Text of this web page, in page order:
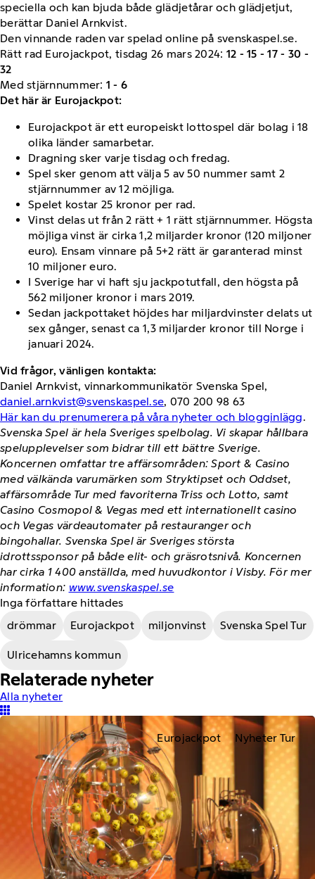
speciella och kan bjuda både glädjetårar och glädjetjut,
berättar Daniel Arnkvist.
Den vinnande raden var spelad online på svenskaspel.se.
Rätt rad Eurojackpot, tisdag 26 mars 2024: 12 - 15 - 17 - 30 -
32
Med stjärnnummer: 1 - 6
Det här är Eurojackpot:
Eurojackpot är ett europeiskt lottospel där bolag i 18
olika länder samarbetar.
Dragning sker varje tisdag och fredag.
Spel sker genom att välja 5 av 50 nummer samt 2
stjärnnummer av 12 möjliga.
Spelet kostar 25 kronor per rad.
Vinst delas ut från 2 rätt + 1 rätt stjärnnummer. Högsta
möjliga vinst är cirka 1,2 miljarder kronor (120 miljoner
euro). Ensam vinnare på 5+2 rätt är garanterad minst
10 miljoner euro.
I Sverige har vi haft sju jackpotutfall, den högsta på
562 miljoner kronor i mars 2019.
Sedan jackpottaket höjdes har miljardvinster delats ut
sex gånger, senast ca 1,3 miljarder kronor till Norge i
januari 2024.
Vid frågor, vänligen kontakta:
Daniel Arnkvist, vinnarkommunikatör Svenska Spel,
daniel.arnkvist@svenskaspel.se, 070 200 98 63
Här kan du prenumerera på våra nyheter och blogginlägg.
Svenska Spel är hela Sveriges spelbolag. Vi skapar hållbara
spelupplevelser som bidrar till ett bättre Sverige.
Koncernen omfattar tre affärsområden: Sport & Casino
med välkända varumärken som Stryktipset och Oddset,
affärsområde Tur med favoriterna Triss och Lotto, samt
Casino Cosmopol & Vegas med ett internationellt casino
och Vegas värdeautomater på restauranger och
bingohallar. Svenska Spel är Sveriges största
idrottssponsor på både elit- och gräsrotsnivå. Koncernen
har cirka 1 400 anställda, med huvudkontor i Visby. För mer
information: www.svenskaspel.se
Inga författare hittades
drömmar
Eurojackpot miljonvinst Svenska Spel Tur
Ulricehamns kommun
Relaterade nyheter
Alla nyheter
Eurojackpot Nyheter Tur